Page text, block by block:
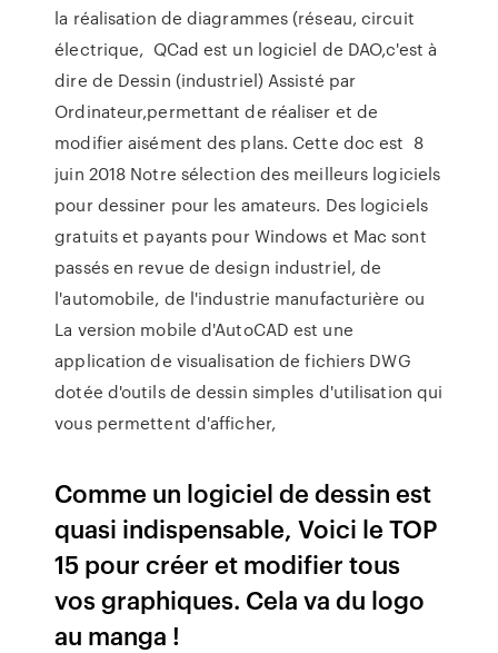
la réalisation de diagrammes (réseau, circuit
électrique, QCad est un logiciel de DAO,c'est à
dire de Dessin (industriel) Assisté par
Ordinateur,permettant de réaliser et de
modifier aisément des plans. Cette doc est 8
juin 2018 Notre sélection des meilleurs logiciels
pour dessiner pour les amateurs. Des logiciels
gratuits et payants pour Windows et Mac sont
passés en revue de design industriel, de
l'automobile, de l'industrie manufacturière ou
La version mobile d'AutoCAD est une
application de visualisation de fichiers DWG
dotée d'outils de dessin simples d'utilisation qui
vous permettent d'afficher,
Comme un logiciel de dessin est
quasi indispensable, Voici le TOP
15 pour créer et modifier tous
vos graphiques. Cela va du logo
au manga !